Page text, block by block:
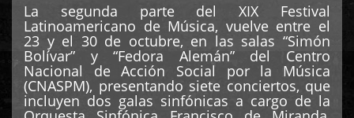
La segunda parte del XIX Festival
Latinoamericano de Música, vuelve entre el
23 y el 30 de octubre, en las salas “Simón
Bolívar” y “Fedora Alemán” del Centro
Nacional de Acción Social por la Música
(CNASPM), presentando siete conciertos, que
incluyen dos galas sinfónicas a cargo de la